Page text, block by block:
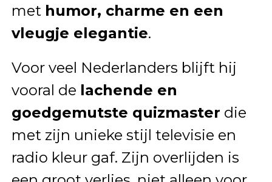
met humor, charme en een
vleugje elegantie.
Voor veel Nederlanders blijft hij
vooral de lachende en
goedgemutste quizmaster die
met zijn unieke stijl televisie en
radio kleur gaf. Zijn overlijden is